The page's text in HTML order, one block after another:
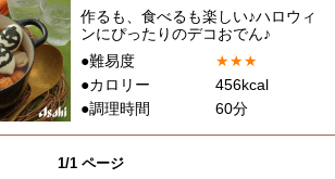
作るも、食べるも楽しい♪ハロウィ
ンにぴったりのデコおでん♪
●難易度
★★★
●カロリー
456kcal
●調理時間
60分
1/1 ページ